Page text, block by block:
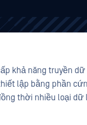
khả năng truyền
lập bằng phần
thời nhiều loại dữ